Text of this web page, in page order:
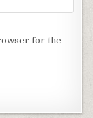
for the